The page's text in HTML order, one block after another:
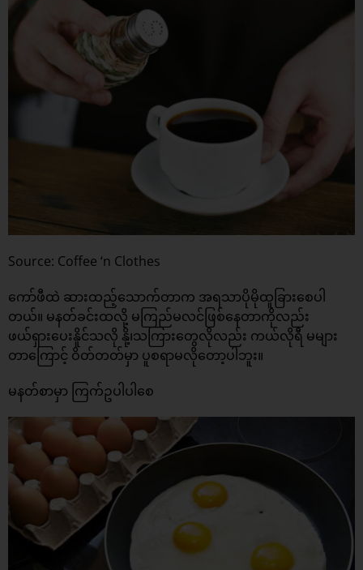
Source: Coffee ‘n Clothes
ကော်ဖီထဲ ဆားထည့်သောက်တာက အရသာပိုမိုထူခြားစေပါ
တယ်။ မနတ်ခင်းထလို့ မကြည်မလင်ဖြစ်နေတာကိုလည်း
ဖယ်ရှားပေးနိူင်သလို နို့၊သကြားတွေလိုလည်း ကယ်လိုရီ မများ
တာကြောင့် ဝိတ်တတ်မှာ ပူစရာမလိုတော့ပါဘူး။
မနတ်စာမှာ ကြက်ဥပါပါစေ